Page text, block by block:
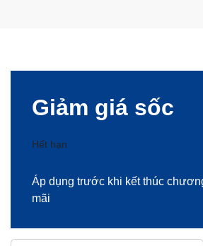
Giảm giá sốc
Hết hạn
Áp dụng trước khi kết thúc
mãi